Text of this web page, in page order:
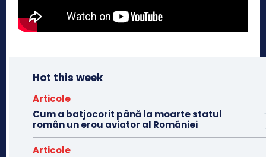
Hot this week
Articole
Cum a batjocorit până la moarte statul
român un erou aviator al României
Articole